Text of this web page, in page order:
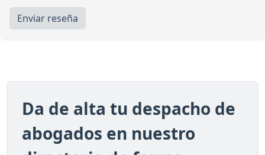
Enviar reseña
Da de alta tu despacho de
abogados en nuestro